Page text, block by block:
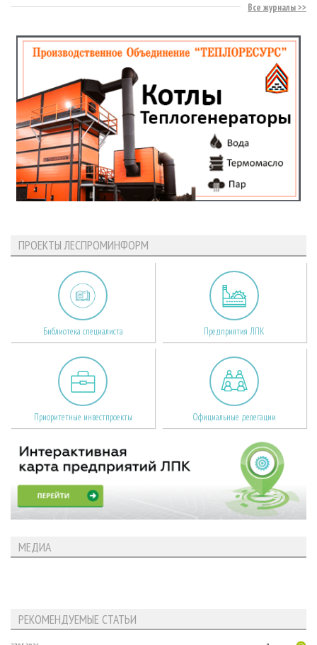
Все журналы
ПРОЕКТЫ ЛЕСПРОМИНФОРМ
Библиотека специалиста Предприятия ЛПК
Приоритетные инвестпроекты Официальные делегации
МЕДИА
РЕКОМЕНДУЕМЫЕ СТАТЬИ